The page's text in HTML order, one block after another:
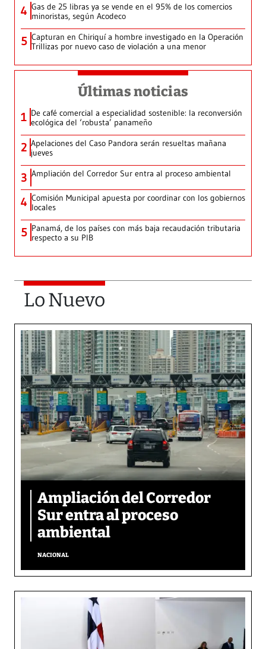
4 Gas de 25 libras ya se vende en el 95% de los comercios
minoristas, según Acodeco
5 Capturan en Chiriquí a hombre investigado en la Operación
Trillizas por nuevo caso de violación a una menor
Últimas noticias
1 De café comercial a especialidad sostenible: la reconversión
ecológica del ‘robusta’ panameño
2 Apelaciones del Caso Pandora serán resueltas mañana
jueves
3 Ampliación del Corredor Sur entra al proceso ambiental
4 Comisión Municipal apuesta por coordinar con los gobiernos
locales
5 Panamá, de los países con más baja recaudación tributaria
respecto a su PIB
Lo Nuevo
Ampliación del Corredor
Sur entra al proceso
ambiental
NACIONAL